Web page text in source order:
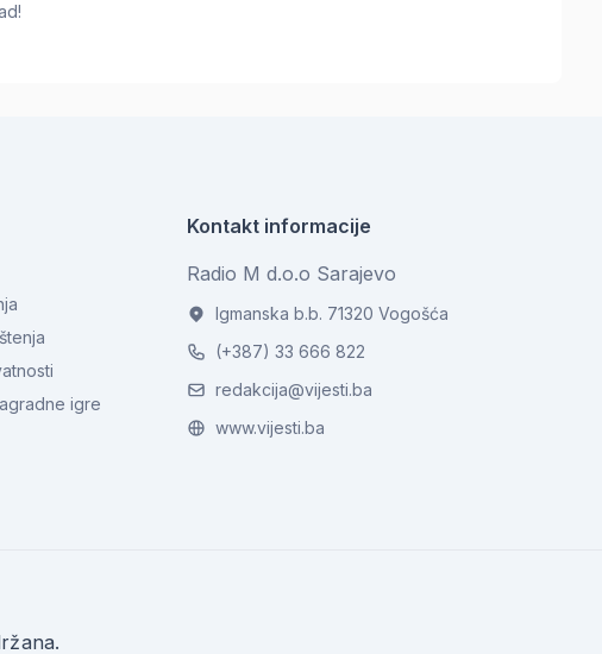
igre
Kontakt informacije
Radio M d.o.o Sarajevo
Igmanska b.b. 71320 Vogošća
(+387) 33 666 822
redakcija@vijesti.ba
www.vijesti.ba